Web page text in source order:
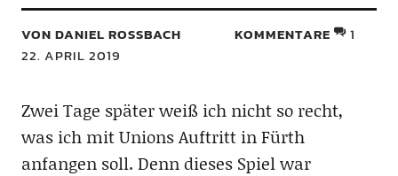
VON DANIEL ROSSBACH
22. APRIL 2019
KOMMENTARE 1
Zwei Tage später weiß ich nicht so recht,
was ich mit Unions Auftritt in Fürth
anfangen soll. Denn dieses Spiel war